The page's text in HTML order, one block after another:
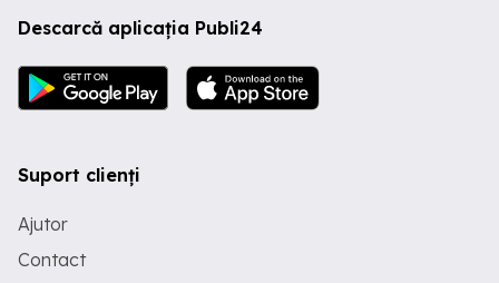
Descarcă aplicația Publi24
Suport clienți
Ajutor
Contact